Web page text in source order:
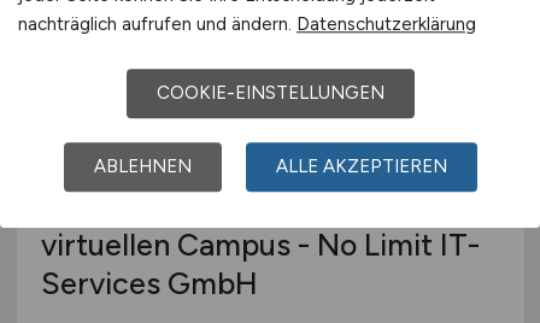
Duales Studium
virtuellen Campus - No Limit IT-
Services GmbH
nachträglich aufrufen und ändern. Datenschutzerklärung
COOKIE-EINSTELLUNGEN
ABLEHNEN ALLE AKZEPTIEREN